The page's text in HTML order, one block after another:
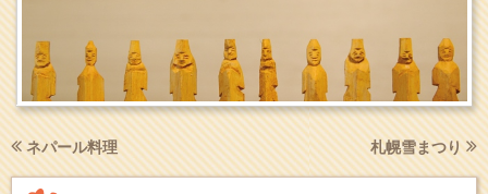
ネパール料理 札幌雪まつり